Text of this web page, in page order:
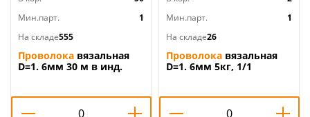
Мин.парт.
1
На складе555
Проволока вязальная
D=1. 6мм 30 м в инд.
Мин.парт.
1
На складе26
Проволока вязальная
D=1. 6мм 5кг, 1/1